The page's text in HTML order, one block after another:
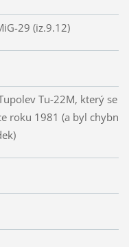
29 (iz.9.12)
Tu-22M, který se
roku 1981 (a byl